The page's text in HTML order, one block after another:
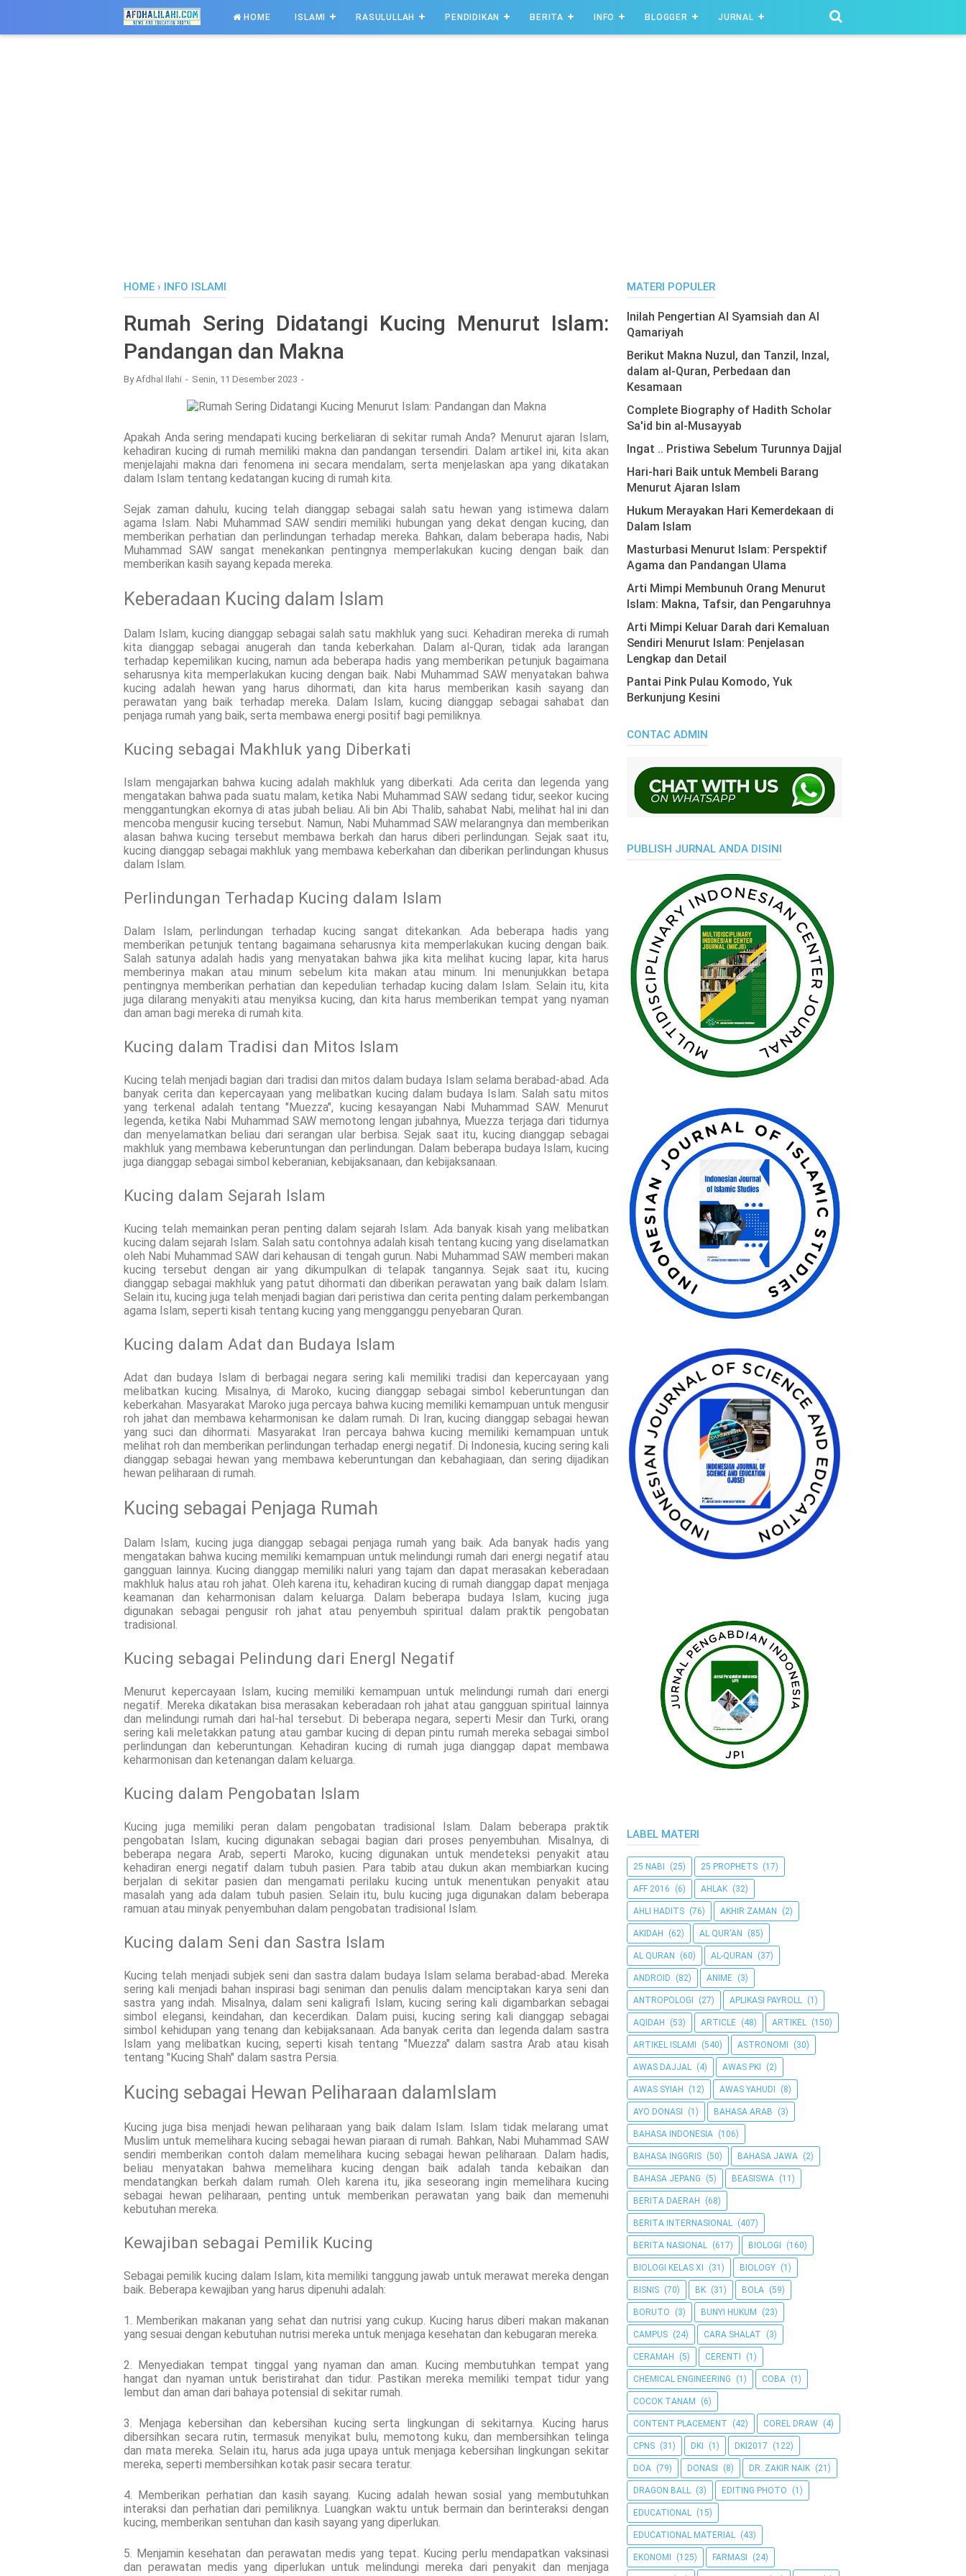
HOME ISLAMI RASULULLAH PENDIDIKAN BERITA INFO BLOGGER JURNAL
HOME › INFO ISLAMI
Rumah Sering Didatangi Kucing Menurut Islam:
Pandangan dan Makna
ByAfdhal Ilahi Senin, 11 Desember 2023
Apakah Anda sering mendapati kucing berkeliaran di sekitar rumah Anda? Menurut ajaran Islam,
kehadiran kucing di rumah memiliki makna dan pandangan tersendiri. Dalam artikel ini, kita akan
menjelajahi makna dari fenomena ini secara mendalam, serta menjelaskan apa yang dikatakan
dalam Islam tentang kedatangan kucing di rumah kita.
Sejak zaman dahulu, kucing telah dianggap sebagai salah satu hewan yang istimewa dalam
agama Islam. Nabi Muhammad SAW sendiri memiliki hubungan yang dekat dengan kucing, dan
memberikan perhatian dan perlindungan terhadap mereka. Bahkan, dalam beberapa hadis, Nabi
Muhammad SAW sangat menekankan pentingnya memperlakukan kucing dengan baik dan
memberikan kasih sayang kepada mereka.
Keberadaan Kucing dalam Islam
Dalam Islam, kucing dianggap sebagai salah satu makhluk yang suci. Kehadiran mereka di rumah
kita dianggap sebagai anugerah dan tanda keberkahan. Dalam al-Quran, tidak ada larangan
terhadap kepemilikan kucing, namun ada beberapa hadis yang memberikan petunjuk bagaimana
seharusnya kita memperlakukan kucing dengan baik. Nabi Muhammad SAW menyatakan bahwa
kucing adalah hewan yang harus dihormati, dan kita harus memberikan kasih sayang dan
perawatan yang baik terhadap mereka. Dalam Islam, kucing dianggap sebagai sahabat dan
penjaga rumah yang baik, serta membawa energi positif bagi pemiliknya.
Kucing sebagai Makhluk yang Diberkati
Islam mengajarkan bahwa kucing adalah makhluk yang diberkati. Ada cerita dan legenda yang
mengatakan bahwa pada suatu malam, ketika Nabi Muhammad SAW sedang tidur, seekor kucing
menggantungkan ekornya di atas jubah beliau. Ali bin Abi Thalib, sahabat Nabi, melihat hal ini dan
mencoba mengusir kucing tersebut. Namun, Nabi Muhammad SAW melarangnya dan memberikan
alasan bahwa kucing tersebut membawa berkah dan harus diberi perlindungan. Sejak saat itu,
kucing dianggap sebagai makhluk yang membawa keberkahan dan diberikan perlindungan khusus
dalam Islam.
Perlindungan Terhadap Kucing dalam Islam
Dalam Islam, perlindungan terhadap kucing sangat ditekankan. Ada beberapa hadis yang
memberikan petunjuk tentang bagaimana seharusnya kita memperlakukan kucing dengan baik.
Salah satunya adalah hadis yang menyatakan bahwa jika kita melihat kucing lapar, kita harus
memberinya makan atau minum sebelum kita makan atau minum. Ini menunjukkan betapa
pentingnya memberikan perhatian dan kepedulian terhadap kucing dalam Islam. Selain itu, kita
juga dilarang menyakiti atau menyiksa kucing, dan kita harus memberikan tempat yang nyaman
dan aman bagi mereka di rumah kita.
Kucing dalam Tradisi dan Mitos Islam
Kucing telah menjadi bagian dari tradisi dan mitos dalam budaya Islam selama berabad-abad. Ada
banyak cerita dan kepercayaan yang melibatkan kucing dalam budaya Islam. Salah satu mitos
yang terkenal adalah tentang "Muezza", kucing kesayangan Nabi Muhammad SAW. Menurut
legenda, ketika Nabi Muhammad SAW memotong lengan jubahnya, Muezza terjaga dari tidurnya
dan menyelamatkan beliau dari serangan ular berbisa. Sejak saat itu, kucing dianggap sebagai
makhluk yang membawa keberuntungan dan perlindungan. Dalam beberapa budaya Islam, kucing
juga dianggap sebagai simbol keberanian, kebijaksanaan, dan kebijaksanaan.
Kucing dalam Sejarah Islam
Kucing telah memainkan peran penting dalam sejarah Islam. Ada banyak kisah yang melibatkan
kucing dalam sejarah Islam. Salah satu contohnya adalah kisah tentang kucing yang diselamatkan
oleh Nabi Muhammad SAW dari kehausan di tengah gurun. Nabi Muhammad SAW memberi makan
kucing tersebut dengan air yang dikumpulkan di telapak tangannya. Sejak saat itu, kucing
dianggap sebagai makhluk yang patut dihormati dan diberikan perawatan yang baik dalam Islam.
Selain itu, kucing juga telah menjadi bagian dari peristiwa dan cerita penting dalam perkembangan
agama Islam, seperti kisah tentang kucing yang mengganggu penyebaran Quran.
Kucing dalam Adat dan Budaya Islam
Adat dan budaya Islam di berbagai negara sering kali memiliki tradisi dan kepercayaan yang
melibatkan kucing. Misalnya, di Maroko, kucing dianggap sebagai simbol keberuntungan dan
keberkahan. Masyarakat Maroko juga percaya bahwa kucing memiliki kemampuan untuk mengusir
roh jahat dan membawa keharmonisan ke dalam rumah. Di Iran, kucing dianggap sebagai hewan
yang suci dan dihormati. Masyarakat Iran percaya bahwa kucing memiliki kemampuan untuk
melihat roh dan memberikan perlindungan terhadap energi negatif. Di Indonesia, kucing sering kali
dianggap sebagai hewan yang membawa keberuntungan dan kebahagiaan, dan sering dijadikan
hewan peliharaan di rumah.
Kucing sebagai Penjaga Rumah
Dalam Islam, kucing juga dianggap sebagai penjaga rumah yang baik. Ada banyak hadis yang
mengatakan bahwa kucing memiliki kemampuan untuk melindungi rumah dari energi negatif atau
gangguan lainnya. Kucing dianggap memiliki naluri yang tajam dan dapat merasakan keberadaan
makhluk halus atau roh jahat. Oleh karena itu, kehadiran kucing di rumah dianggap dapat menjaga
keamanan dan keharmonisan dalam keluarga. Dalam beberapa budaya Islam, kucing juga
digunakan sebagai pengusir roh jahat atau penyembuh spiritual dalam praktik pengobatan
tradisional.
Kucing sebagai Pelindung dari EnergI Negatif
Menurut kepercayaan Islam, kucing memiliki kemampuan untuk melindungi rumah dari energi
negatif. Mereka dikatakan bisa merasakan keberadaan roh jahat atau gangguan spiritual lainnya
dan melindungi rumah dari hal-hal tersebut. Di beberapa negara, seperti Mesir dan Turki, orang
sering kali meletakkan patung atau gambar kucing di depan pintu rumah mereka sebagai simbol
perlindungan dan keberuntungan. Kehadiran kucing di rumah juga dianggap dapat membawa
keharmonisan dan ketenangan dalam keluarga.
Kucing dalam Pengobatan Islam
Kucing juga memiliki peran dalam pengobatan tradisional Islam. Dalam beberapa praktik
pengobatan Islam, kucing digunakan sebagai bagian dari proses penyembuhan. Misalnya, di
beberapa negara Arab, seperti Maroko, kucing digunakan untuk mendeteksi penyakit atau
kehadiran energi negatif dalam tubuh pasien. Para tabib atau dukun akan membiarkan kucing
berjalan di sekitar pasien dan mengamati perilaku kucing untuk menentukan penyakit atau
masalah yang ada dalam tubuh pasien. Selain itu, bulu kucing juga digunakan dalam beberapa
ramuan atau minyak penyembuhan dalam pengobatan tradisional Islam.
Kucing dalam Seni dan Sastra Islam
Kucing telah menjadi subjek seni dan sastra dalam budaya Islam selama berabad-abad. Mereka
sering kali menjadi bahan inspirasi bagi seniman dan penulis dalam menciptakan karya seni dan
sastra yang indah. Misalnya, dalam seni kaligrafi Islam, kucing sering kali digambarkan sebagai
simbol elegansi, keindahan, dan kecerdikan. Dalam puisi, kucing sering kali dianggap sebagai
simbol kehidupan yang tenang dan kebijaksanaan. Ada banyak cerita dan legenda dalam sastra
Islam yang melibatkan kucing, seperti kisah tentang "Muezza" dalam sastra Arab atau kisah
tentang "Kucing Shah" dalam sastra Persia.
Kucing sebagai Hewan Peliharaan dalamIslam
Kucing juga bisa menjadi hewan peliharaan yang baik dalam Islam. Islam tidak melarang umat
Muslim untuk memelihara kucing sebagai hewan piaraan di rumah. Bahkan, Nabi Muhammad SAW
sendiri memberikan contoh dalam memelihara kucing sebagai hewan peliharaan. Dalam hadis,
beliau menyatakan bahwa memelihara kucing dengan baik adalah tanda kebaikan dan
mendatangkan berkah dalam rumah. Oleh karena itu, jika seseorang ingin memelihara kucing
sebagai hewan peliharaan, penting untuk memberikan perawatan yang baik dan memenuhi
kebutuhan mereka.
Kewajiban sebagai Pemilik Kucing
Sebagai pemilik kucing dalam Islam, kita memiliki tanggung jawab untuk merawat mereka dengan
baik. Beberapa kewajiban yang harus dipenuhi adalah:
1. Memberikan makanan yang sehat dan nutrisi yang cukup. Kucing harus diberi makan makanan
yang sesuai dengan kebutuhan nutrisi mereka untuk menjaga kesehatan dan kebugaran mereka.
2. Menyediakan tempat tinggal yang nyaman dan aman. Kucing membutuhkan tempat yang
hangat dan nyaman untuk beristirahat dan tidur. Pastikan mereka memiliki tempat tidur yang
lembut dan aman dari bahaya potensial di sekitar rumah.
3. Menjaga kebersihan dan kebersihan kucing serta lingkungan di sekitarnya. Kucing harus
dibersihkan secara rutin, termasuk menyikat bulu, memotong kuku, dan membersihkan telinga
dan mata mereka. Selain itu, harus ada juga upaya untuk menjaga kebersihan lingkungan sekitar
mereka, seperti membersihkan kotak pasir secara teratur.
4. Memberikan perhatian dan kasih sayang. Kucing adalah hewan sosial yang membutuhkan
interaksi dan perhatian dari pemiliknya. Luangkan waktu untuk bermain dan berinteraksi dengan
kucing, memberikan sentuhan dan kasih sayang yang diperlukan.
5. Menjamin kesehatan dan perawatan medis yang tepat. Kucing perlu mendapatkan vaksinasi
dan perawatan medis yang diperlukan untuk melindungi mereka dari penyakit dan menjaga
MATERI POPULER
Inilah Pengertian Al Syamsiah dan Al
Qamariyah
Berikut Makna Nuzul, dan Tanzil, Inzal,
dalam al-Quran, Perbedaan dan
Kesamaan
Complete Biography of Hadith Scholar
Sa'id bin al-Musayyab
Ingat .. Pristiwa Sebelum Turunnya Dajjal
Hari-hari Baik untuk Membeli Barang
Menurut Ajaran Islam
Hukum Merayakan Hari Kemerdekaan di
Dalam Islam
Masturbasi Menurut Islam: Perspektif
Agama dan Pandangan Ulama
Arti Mimpi Membunuh Orang Menurut
Islam: Makna, Tafsir, dan Pengaruhnya
Arti Mimpi Keluar Darah dari Kemaluan
Sendiri Menurut Islam: Penjelasan
Lengkap dan Detail
Pantai Pink Pulau Komodo, Yuk
Berkunjung Kesini
CONTAC ADMIN
PUBLISH JURNAL ANDA DISINI
LABEL MATERI
25 NABI (25) 25 PROPHETS (17)
AFF 2016 (6) AHLAK (32)
AHLI HADITS (76) AKHIR ZAMAN (2)
AKIDAH (62) AL QUR'AN (85)
AL QURAN (60) AL-QURAN (37)
ANDROID (82) ANIME (3)
ANTROPOLOGI (27) APLIKASI PAYROLL (1)
AQIDAH (53) ARTICLE (48) ARTIKEL (150)
ARTIKEL ISLAMI (540) ASTRONOMI (30)
AWAS DAJJAL (4) AWAS PKI (2)
AWAS SYIAH (12) AWAS YAHUDI (8)
AYO DONASI (1) BAHASA ARAB (3)
BAHASA INDONESIA (106)
BAHASA INGGRIS (50) BAHASA JAWA (2)
BAHASA JEPANG (5) BEASISWA (11)
BERITA DAERAH (68)
BERITA INTERNASIONAL (407)
BERITA NASIONAL (617) BIOLOGI (160)
BIOLOGI KELAS XI (31) BIOLOGY (1)
BISNIS (70) BK (31) BOLA (59)
BORUTO (3) BUNYI HUKUM (23)
CAMPUS (24) CARA SHALAT (3)
CERAMAH (5) CERENTI (1)
CHEMICAL ENGINEERING (1) COBA (1)
COCOK TANAM (6)
CONTENT PLACEMENT (42) COREL DRAW (4)
CPNS (31) DKI (1) DKI2017 (122)
DOA (79) DONASI (8) DR. ZAKIR NAIK (21)
DRAGON BALL (3) EDITING PHOTO (1)
EDUCATIONAL (15)
EDUCATIONAL MATERIAL (43)
EKONOMI (125) FARMASI (24)